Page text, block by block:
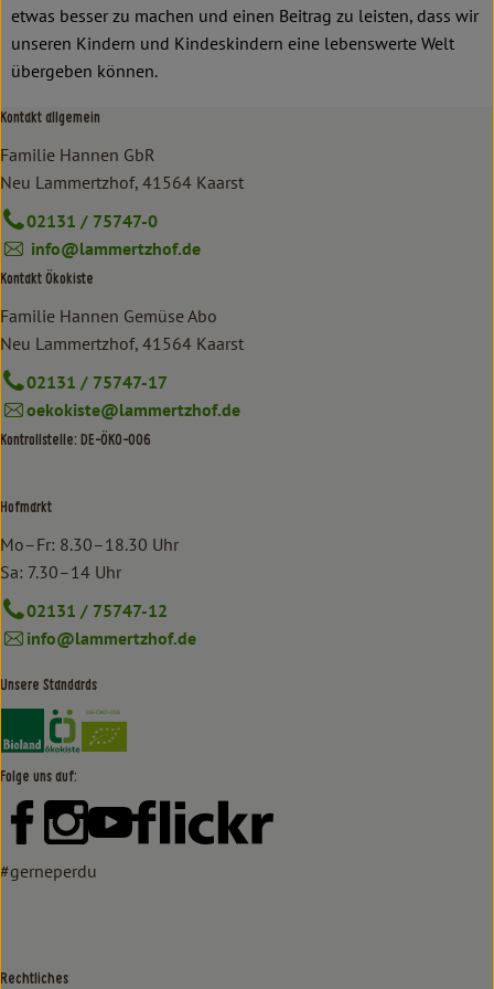
etwas besser zu machen und einen Beitrag zu leisten, dass wir
unseren Kindern und Kindeskindern eine lebenswerte Welt
übergeben können.
Kontakt allgemein
Familie Hannen GbR
Neu Lammertzhof, 41564 Kaarst
02131 / 75747-0
info@lammertzhof.de
Kontakt Ökokiste
Familie Hannen Gemüse Abo
Neu Lammertzhof, 41564 Kaarst
02131 / 75747-17
oekokiste@lammertzhof.de
Kontrollstelle: DE-ÖKO-006
Hofmarkt
Mo–Fr: 8.30–18.30 Uhr
Sa: 7.30–14 Uhr
02131 / 75747-12
info@lammertzhof.de
Unsere Standards
Externer Link zu https://www.bioland.de/verbraucher
Externer Link zu https://www.oekokiste.de/
Folge uns auf:
Externer Link zu https://www.facebook.com/lammertzhof/
Externer Link zu https://www.instagram.com/
Externer Link zu https://www.youtube.com/
Externer Link zu https://
#gerneperdu
Rechtliches